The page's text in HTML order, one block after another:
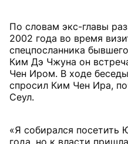
По словам экс-главы
2002 года во время
спецпосланника
Ким Дэ Чжуна он
Чен Иром. В ходе
спросил Ким Чен Ира,
Сеул.
«Я собирался
года, но к власти